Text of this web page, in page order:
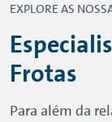
EXPLORE AS
Frotas
Para além da